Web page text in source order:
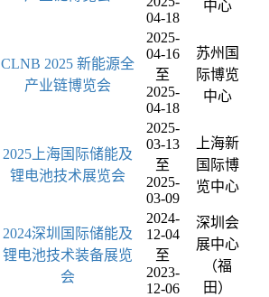
04-18
中心
CLNB 2025 新能源全
产业链博览会
2025-
04-16
至
2025-
04-18
苏州国
际博览
中心
2025上海国际储能及
锂电池技术展览会
2025-
03-13
至
2025-
03-09
上海新
国际博
览中心
2024深圳国际储能及
锂电池技术装备展览
会
2024-
12-04
至
2023-
12-06
深圳会
展中心
（福
田）